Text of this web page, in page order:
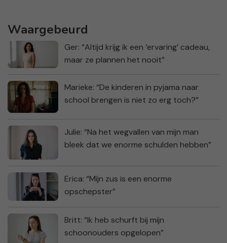
Waargebeurd
Ger: “Altijd krijg ik een ‘ervaring’ cadeau,
maar ze plannen het nooit”
Marieke: “De kinderen in pyjama naar
school brengen is niet zo erg toch?”
Julie: “Na het wegvallen van mijn man
bleek dat we enorme schulden hebben”
Erica: “Mijn zus is een enorme
opschepster”
Britt: “Ik heb schurft bij mijn
schoonouders opgelopen”